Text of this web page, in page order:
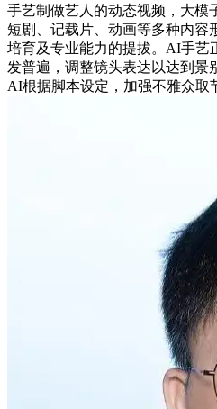
手艺制做艺人的动态视频，大模
短剧、记载片、动画等多种内容
培育及专业能力的提拔。AI手艺
发普遍，调整镜头表达以达到景
AI根据脚本设定，加强不雅众取